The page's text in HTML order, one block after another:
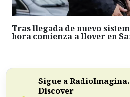
Tras llegada de nuevo
hora comienza a llover en
Sigue a
Discover